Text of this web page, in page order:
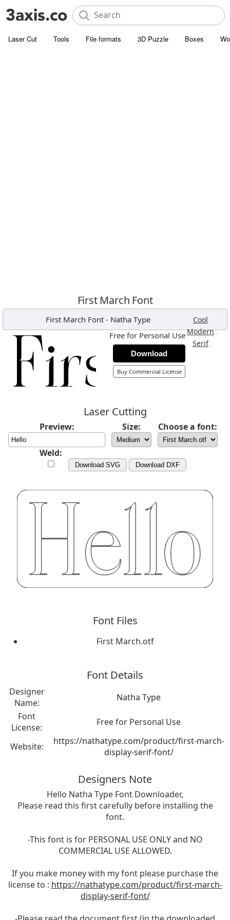
Laser Cut Tools File formats 3D Puzzle Boxes
First March Font
First March Font - Natha Type Cool ,
Modern,
Serif ,
Free for Personal Use
Download
Buy Commercial License
Laser Cutting
Preview: Size: Choose a font:
Weld:
Download SVG Download DXF
Font Files
First March.otf
Font Details
Designer
Name:
Natha Type
Font
License:
Free for Personal Use
Website:
https://nathatype.com/product/first-march-
display-serif-font/
Designers Note
Hello Natha Type Font Downloader,
Please read this first carefully before installing the
font.
-This font is for PERSONAL USE ONLY and NO
COMMERCIAL USE ALLOWED.
If you make money with my font please purchase the
license to : https://nathatype.com/product/first-march-
display-serif-font/